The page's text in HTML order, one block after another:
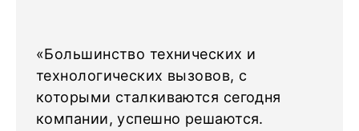
«Большинство технических и
технологических вызовов, с
которыми сталкиваются сегодня
компании, успешно решаются.